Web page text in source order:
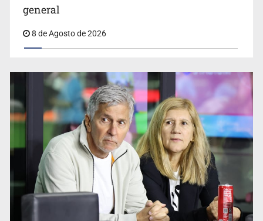
Realizan primera boda de personas sordas en Zapopan
general
8 de Agosto de 2026